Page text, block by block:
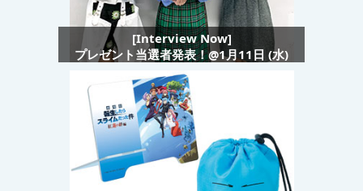
[Interview Now]
プレゼント当選者発表！@1月11日 (水)